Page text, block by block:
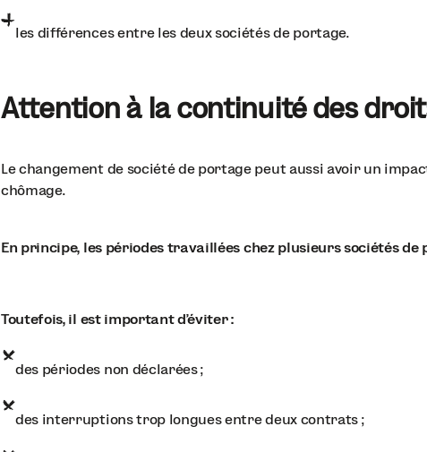
les différences entre les deux sociétés de portage.
Attention à la continuité des
Le changement de société de portage peut aussi avoir un
chômage.
En principe, les périodes travaillées chez plusieurs sociétés de
Toutefois, il est important d’éviter :
des périodes non déclarées ;
des interruptions trop longues entre deux contrats ;